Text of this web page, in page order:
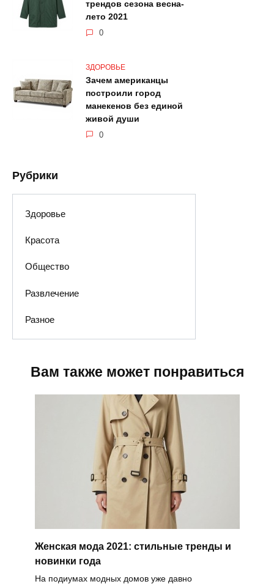
трендов сезона весна-
лето 2021
0
ЗДОРОВЬЕ
Зачем американцы
построили город
манекенов без единой
живой души
0
Рубрики
Здоровье
Красота
Общество
Развлечение
Разное
Вам также может понравиться
Женская мода 2021: стильные тренды и
новинки года
На подиумах модных домов уже давно